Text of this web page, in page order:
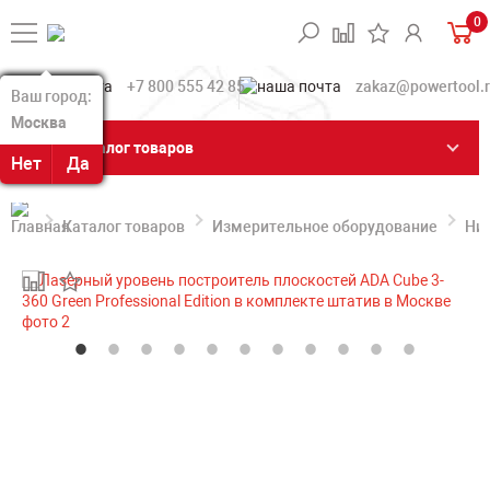
Ваш город:
Москва
Нет Да
Ваш город:
Москва
Нет Да
0
+7 800 555 42 85
Каталог товаров
Каталог товаров Измерительное оборудование